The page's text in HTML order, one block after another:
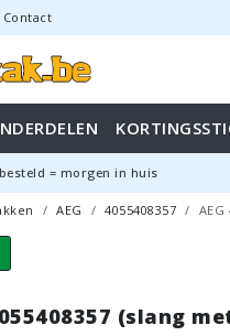
Contact
besteld = morgen in huis
AEG 4055408357
(slang